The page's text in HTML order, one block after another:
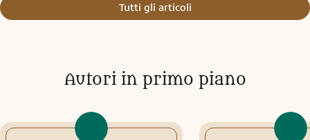
Tutti gli articoli
Autori in primo piano